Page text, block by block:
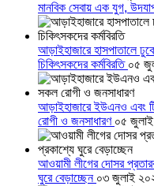
মানবিক সেবায় এক যুগ,
আড়াইহাজারে হাসপাতালে
চিকিৎসকদের কর্মবিরতি ০৫
আড়াইহাজারে ইউএনও এবং
রোগী ও জনসাধারণ ০৫
আওয়ামী লীগের দোসর
ঘুরে বেড়াচ্ছেন ০৩ জুলাই